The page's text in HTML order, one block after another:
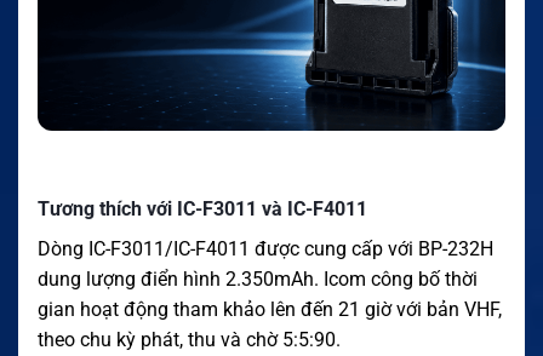
Tương thích với IC-F3011 và IC-F4011
Dòng IC-F3011/IC-F4011 được cung cấp với BP-232H
dung lượng điển hình 2.350mAh. Icom công bố thời
gian hoạt động tham khảo lên đến 21 giờ với bản VHF,
theo chu kỳ phát, thu và chờ 5:5:90.